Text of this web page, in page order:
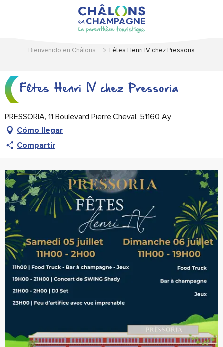
Bienvenido en Châlons Fêtes Henri IV chez Pressoria
Fêtes Henri IV chez Pressoria
PRESSORIA, 11 Boulevard Pierre Cheval, 51160 Ay
Cómo llegar
Compartir